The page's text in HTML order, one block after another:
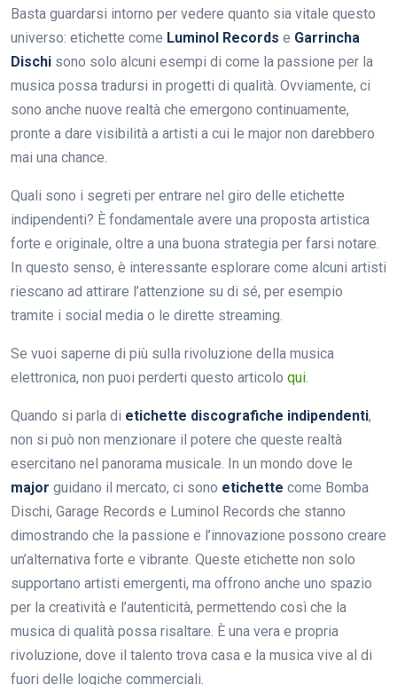
Basta guardarsi intorno per vedere quanto sia vitale questo
universo: etichette come Luminol Records e Garrincha
Dischi sono solo alcuni esempi di come la passione per la
musica possa tradursi in progetti di qualità. Ovviamente, ci
sono anche nuove realtà che emergono continuamente,
pronte a dare visibilità a artisti a cui le major non darebbero
mai una chance.
Quali sono i segreti per entrare nel giro delle etichette
indipendenti? È fondamentale avere una proposta artistica
forte e originale, oltre a una buona strategia per farsi notare.
In questo senso, è interessante esplorare come alcuni artisti
riescano ad attirare l’attenzione su di sé, per esempio
tramite i social media o le dirette streaming.
Se vuoi saperne di più sulla rivoluzione della musica
elettronica, non puoi perderti questo articolo qui.
Quando si parla di etichette discografiche indipendenti,
non si può non menzionare il potere che queste realtà
esercitano nel panorama musicale. In un mondo dove le
major guidano il mercato, ci sono etichette come Bomba
Dischi, Garage Records e Luminol Records che stanno
dimostrando che la passione e l’innovazione possono creare
un’alternativa forte e vibrante. Queste etichette non solo
supportano artisti emergenti, ma offrono anche uno spazio
per la creatività e l’autenticità, permettendo così che la
musica di qualità possa risaltare. È una vera e propria
rivoluzione, dove il talento trova casa e la musica vive al di
fuori delle logiche commerciali.